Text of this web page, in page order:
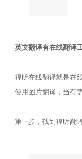
英文翻译有在线翻译
福昕在线翻译就是在
使用图片翻译，当有
第一步，找到福昕翻